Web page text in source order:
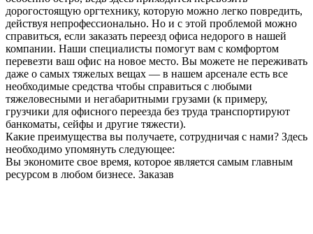
дорогостоящую оргтехнику, которую можно легко повредить,
действуя непрофессионально. Но и с этой проблемой можно
справиться, если заказать переезд офиса недорого в нашей
компании. Наши специалисты помогут вам с комфортом
перевезти ваш офис на новое место. Вы можете не переживать
даже о самых тяжелых вещах — в нашем арсенале есть все
необходимые средства чтобы справиться с любыми
тяжеловесными и негабаритными грузами (к примеру,
грузчики для офисного переезда без труда транспортируют
банкоматы, сейфы и другие тяжести).
Какие преимущества вы получаете, сотрудничая с нами? Здесь
необходимо упомянуть следующее:
Вы экономите свое время, которое является самым главным
ресурсом в любом бизнесе. Заказав